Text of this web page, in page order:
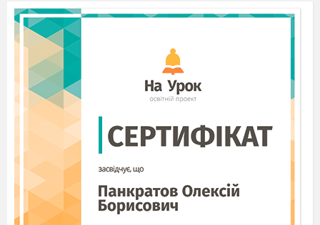
Яке речення називається простим? (Що
має одну граматичну основу).
Складне речення – це…(Речення, яке має
дві або більше граматичних основ).
А що таке граматична основа?
Як вони підкреслюються?
Складання схеми